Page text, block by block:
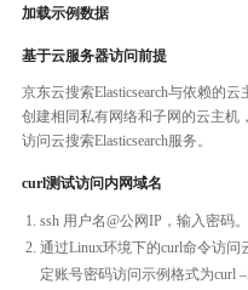
加载示例数据
基于云服务器访问前提
京东云搜索Elasticsearch与依赖的
创建相同私有网络和子网的云主机
访问云搜索Elasticsearch服务。
curl测试访问内网域名
ssh 用户名@公网IP，输入密码。
通过Linux环境下的curl命令访问
定账号密码访问示例格式为curl